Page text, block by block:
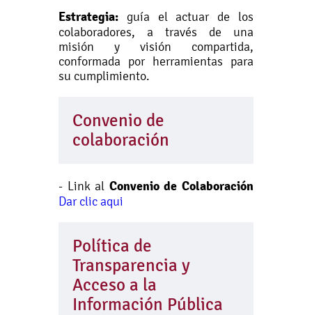
Estrategia: guía el actuar de los
colaboradores, a través de una
misión y visión compartida,
conformada por herramientas para
su cumplimiento.
Convenio de
colaboración
- Link al Convenio de Colaboración
Dar clic aqui
Política de
Transparencia y
Acceso a la
Información Pública